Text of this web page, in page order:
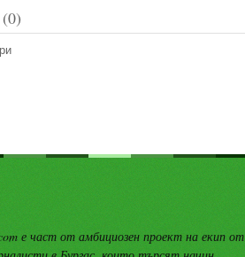
е част от амбициозен проект на екип от